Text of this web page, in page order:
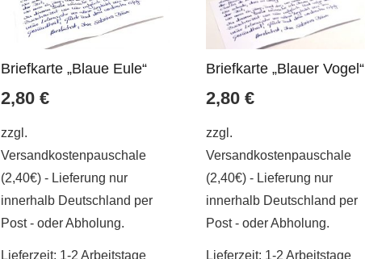
Briefkarte „Blaue Eule“
2,80€
zzgl.
Versandkostenpauschale
(2,40€) - Lieferung nur
innerhalb Deutschland per
Post - oder Abholung.
Lieferzeit: 1-2 Arbeitstage
Briefkarte „Blauer Vogel“
2,80 €
zzgl.
Versandkostenpauschale
(2,40€) - Lieferung nur
innerhalb Deutschland per
Post - oder Abholung.
Lieferzeit: 1-2 Arbeitstage